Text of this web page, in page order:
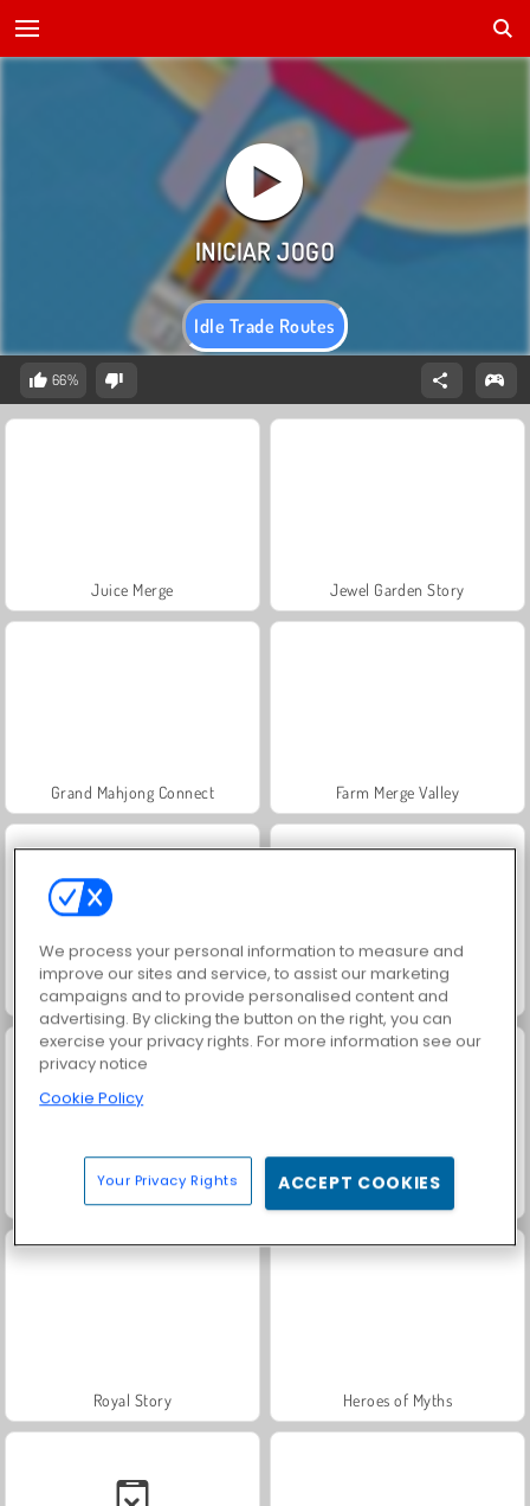
Idle Trade Routes
66%
Juice Merge Jewel Garden Story
Grand Mahjong Connect Farm Merge Valley
Fashion Princess - Dress Up for Girls Scala 40
Royal Story Heroes of Myths
We process your personal information to measure and
improve our sites and service, to assist our marketing
campaigns and to provide personalised content and
advertising. By clicking the button on the right, you can
exercise your privacy rights. For more information see our
privacy notice
Cookie Policy
Your Privacy Rights ACCEPT COOKIES